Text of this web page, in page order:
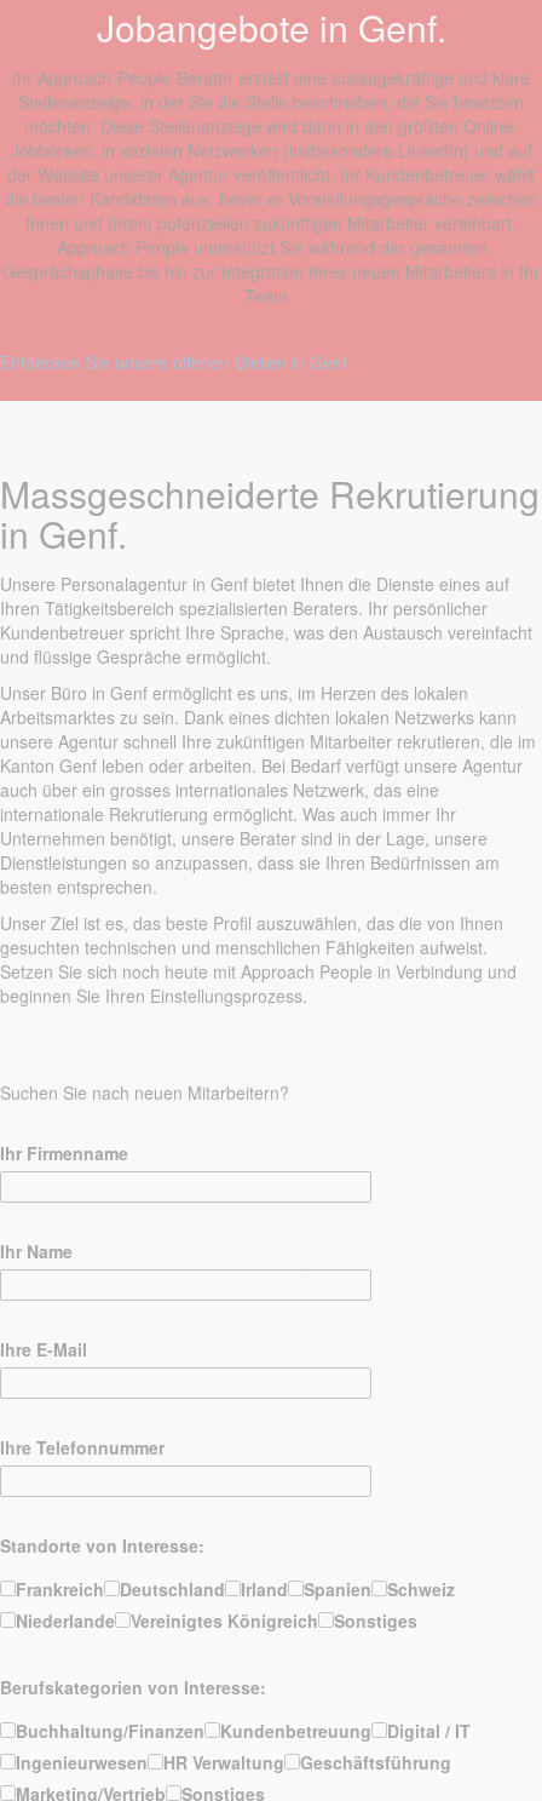
Jobangebote in Genf.
Ihr Approach-People-Berater erstellt eine aussagekräftige und klare
Stellenanzeige, in der Sie die Stelle beschreiben, die Sie besetzen
möchten. Diese Stellenanzeige wird dann in den größten Online-
Jobbörsen, in sozialen Netzwerken (insbesondere LinkedIn) und auf
der Website unserer Agentur veröffentlicht. Ihr Kundenbetreuer wählt
die besten Kandidaten aus, bevor er Vorstellungsgespräche zwischen
Ihnen und Ihrem potenziellen zukünftigen Mitarbeiter vereinbart.
Approach People unterstützt Sie während der gesamten
Gesprächsphase bis hin zur Integration Ihres neuen Mitarbeiters in Ihr
Team.
Entdecken Sie unsere offenen Stellen in Genf
Massgeschneiderte Rekrutierung
in Genf.
Unsere Personalagentur in Genf bietet Ihnen die Dienste eines auf
Ihren Tätigkeitsbereich spezialisierten Beraters. Ihr persönlicher
Kundenbetreuer spricht Ihre Sprache, was den Austausch vereinfacht
und flüssige Gespräche ermöglicht.
Unser Büro in Genf ermöglicht es uns, im Herzen des lokalen
Arbeitsmarktes zu sein. Dank eines dichten lokalen Netzwerks kann
unsere Agentur schnell Ihre zukünftigen Mitarbeiter rekrutieren, die im
Kanton Genf leben oder arbeiten. Bei Bedarf verfügt unsere Agentur
auch über ein grosses internationales Netzwerk, das eine
internationale Rekrutierung ermöglicht. Was auch immer Ihr
Unternehmen benötigt, unsere Berater sind in der Lage, unsere
Dienstleistungen so anzupassen, dass sie Ihren Bedürfnissen am
besten entsprechen.
Unser Ziel ist es, das beste Profil auszuwählen, das die von Ihnen
gesuchten technischen und menschlichen Fähigkeiten aufweist.
Setzen Sie sich noch heute mit Approach People in Verbindung und
beginnen Sie Ihren Einstellungsprozess.
Suchen Sie nach neuen Mitarbeitern?
Ihr Firmenname
Ihr Name
Ihre E-Mail
Ihre Telefonnummer
Standorte von Interesse:
Frankreich
Deutschland Irland Spanien
Schweiz
Niederlande
Vereinigtes Königreich Sonstiges
Berufskategorien von Interesse:
Buchhaltung/Finanzen
Kundenbetreuung
Digital / IT
Ingenieurwesen
HR Verwaltung
Geschäftsführung
Marketing/Vertrieb
Sonstiges